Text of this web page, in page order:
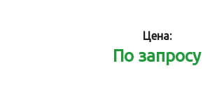
Цена:
По запросу